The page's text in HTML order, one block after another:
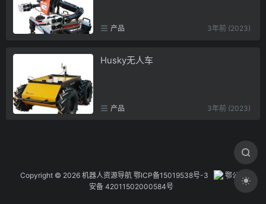
产品 3年前 (2023)
Husky无人车
产品 3年前 (2023)
Copyright © 2026 机器人资源导航 鄂ICP备15019538号-3
鄂公网
安备 42011502000584号